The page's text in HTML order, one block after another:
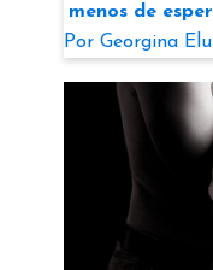
menos de
Por Georgina